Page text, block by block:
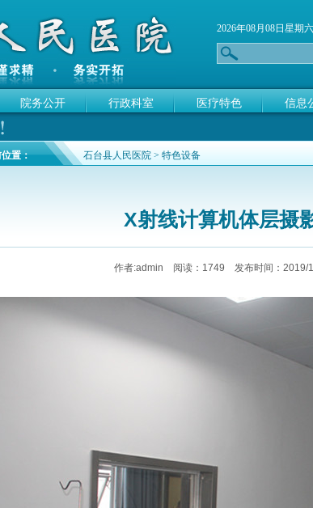
2026年08月08日星期六
院务公开 行政科室 医疗特色 信息
置： 石台县人民医院 > 特色设备
X射线计算机体层摄
作者:admin 阅读： 1749 发布时间：2019/